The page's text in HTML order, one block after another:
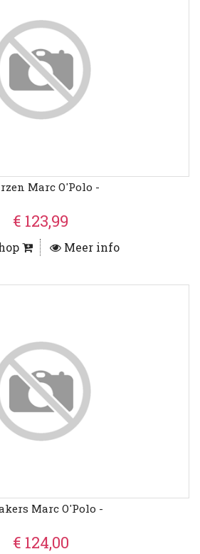
Marc O'Polo -
€ 123,99
Meer info
Marc O'Polo -
€ 124,00